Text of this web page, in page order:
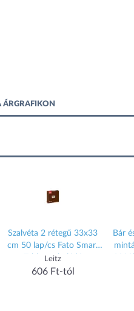
ÁRGRAFIKON
Szalvéta 2 rétegű 33x33
cm 50 lap/cs Fato Smart
Table csokoládé
Leitz
606 Ft-tól
Bár